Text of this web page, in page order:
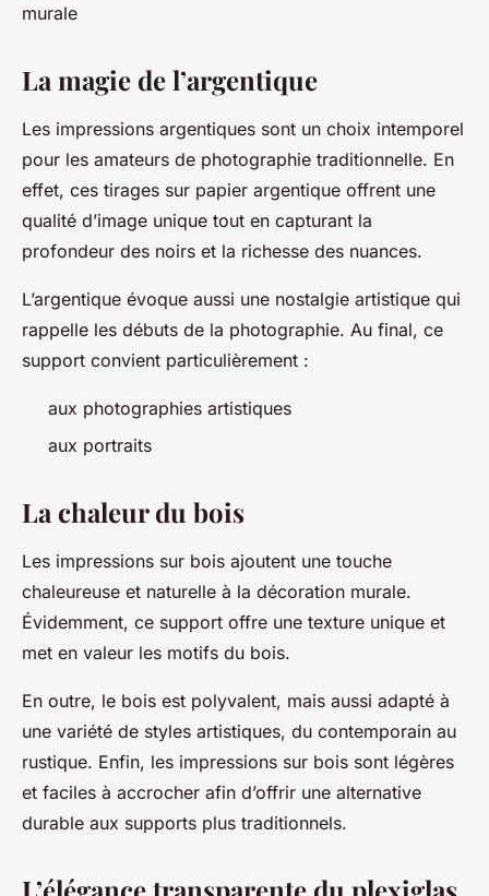
murale
La magie de l’argentique
Les impressions argentiques sont un choix intemporel
pour les amateurs de photographie traditionnelle. En
effet, ces tirages sur papier argentique offrent une
qualité d’image unique tout en capturant la
profondeur des noirs et la richesse des nuances.
L’argentique évoque aussi une nostalgie artistique qui
rappelle les débuts de la photographie. Au final, ce
support convient particulièrement :
aux photographies artistiques
aux portraits
La chaleur du bois
Les impressions sur bois ajoutent une touche
chaleureuse et naturelle à la décoration murale.
Évidemment, ce support offre une texture unique et
met en valeur les motifs du bois.
En outre, le bois est polyvalent, mais aussi adapté à
une variété de styles artistiques, du contemporain au
rustique. Enfin, les impressions sur bois sont légères
et faciles à accrocher afin d’offrir une alternative
durable aux supports plus traditionnels.